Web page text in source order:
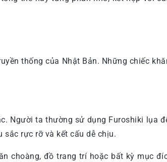
thống của Nhật Bản. Những chiếc
Người ta thường sử dụng Furoshiki lụa
rực rỡ và kết cấu dễ chịu.
choàng, đồ trang trí hoặc bất kỳ mục